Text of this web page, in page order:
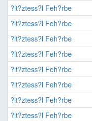
?lt?ztess?l Feh?rbe
?lt?ztess?l Feh?rbe
?lt?ztess?l Feh?rbe
?lt?ztess?l Feh?rbe
?lt?ztess?l Feh?rbe
?lt?ztess?l Feh?rbe
?lt?ztess?l Feh?rbe
?lt?ztess?l Feh?rbe